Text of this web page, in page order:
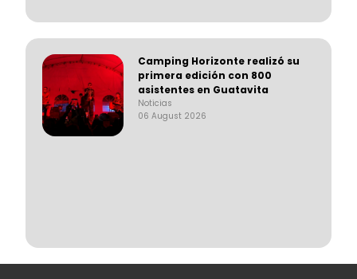
Camping Horizonte realizó su
primera edición con 800
asistentes en Guatavita
Noticias
06 August 2026